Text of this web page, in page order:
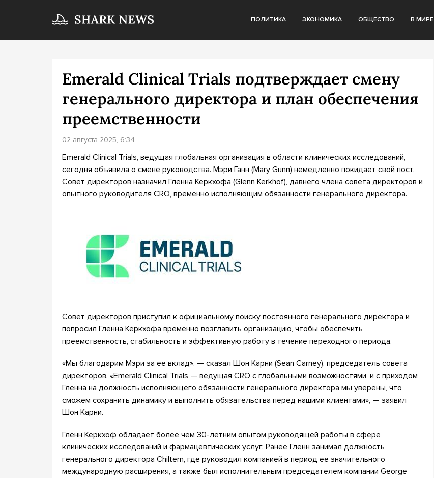
ПОЛИТИКА ЭКОНОМИКА ОБЩЕСТВО В МИРЕ
Emerald Clinical Trials подтверждает смену
генерального директора и план обеспечения
преемственности
02 августа 2025, 6:34
Emerald Clinical Trials, ведущая глобальная организация в области клинических исследований,
сегодня объявила о смене руководства. Мэри Ганн (Mary Gunn) немедленно покидает свой пост.
Совет директоров назначил Гленна Керкхофа (Glenn Kerkhof), давнего члена совета директоров и
опытного руководителя CRO, временно исполняющим обязанности генерального директора.
Совет директоров приступил к официальному поиску постоянного генерального директора и
попросил Гленна Керкхофа временно возглавить организацию, чтобы обеспечить
преемственность, стабильность и эффективную работу в течение переходного периода.
«Мы благодарим Мэри за ее вклад», — сказал Шон Карни (Sean Carney), председатель совета
директоров. «Emerald Clinical Trials — ведущая CRO с глобальными возможностями, и с приходом
Гленна на должность исполняющего обязанности генерального директора мы уверены, что
сможем сохранить динамику и выполнить обязательства перед нашими клиентами», — заявил
Шон Карни.
Гленн Керкхоф обладает более чем 30-летним опытом руководящей работы в сфере
клинических исследований и фармацевтических услуг. Ранее Гленн занимал должность
генерального директора Chiltern, где руководил компанией в период ее значительного
международную расширения, а также был исполнительным председателем компании George